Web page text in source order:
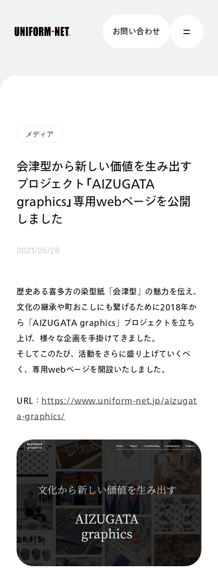
お問い合わせ
メディア
会津型から新しい価値を生み出す
プロジェクト「AIZUGATA
graphics」専用webページを公開
しました
2021/05/26
歴史ある喜多方の染型紙「会津型」の魅力を伝え、
文化の継承や町おこしにも繋げるために2018年か
ら「AIZUGATA graphics」プロジェクトを立ち
上げ、様々な企画を手掛けてきました。
そしてこのたび、活動をさらに盛り上げていくべ
く、専用webページを開設いたしました。
URL：
https://www.uniform-net.jp/aizugat
a-graphics/